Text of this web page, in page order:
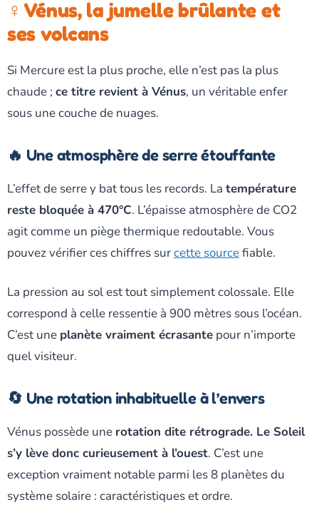
♀️ Vénus, la jumelle brûlante et
ses volcans
Si Mercure est la plus proche, elle n’est pas la plus
chaude ; ce titre revient à Vénus, un véritable enfer
sous une couche de nuages.
🔥 Une atmosphère de serre étouffante
L’effet de serre y bat tous les records. La température
reste bloquée à 470°C. L’épaisse atmosphère de CO2
agit comme un piège thermique redoutable. Vous
pouvez vérifier ces chiffres surcette sourcefiable.
La pression au sol est tout simplement colossale. Elle
correspond à celle ressentie à 900 mètres sous l’océan.
C’est une planète vraiment écrasante pour n’importe
quel visiteur.
🔄 Une rotation inhabituelle à l’envers
Vénus possède une rotation dite rétrograde. Le Soleil
s’y lève donc curieusement à l’ouest. C’est une
exception vraiment notable parmi les 8 planètes du
système solaire : caractéristiques et ordre.